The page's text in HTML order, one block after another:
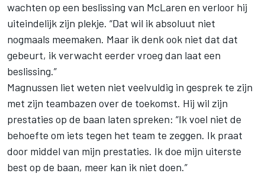
wachten op een beslissing van McLaren en verloor hij
uiteindelijk zijn plekje. “Dat wil ik absoluut niet
nogmaals meemaken. Maar ik denk ook niet dat dat
gebeurt, ik verwacht eerder vroeg dan laat een
beslissing.”
Magnussen liet weten niet veelvuldig in gesprek te zijn
met zijn teambazen over de toekomst. Hij wil zijn
prestaties op de baan laten spreken: “Ik voel niet de
behoefte om iets tegen het team te zeggen. Ik praat
door middel van mijn prestaties. Ik doe mijn uiterste
best op de baan, meer kan ik niet doen.”